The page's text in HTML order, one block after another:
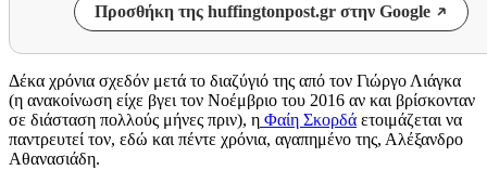
Προσθήκη της huffingtonpost.gr στην Google
Δέκα χρόνια σχεδόν μετά το διαζύγιό της από τον Γιώργο Λιάγκα
(η ανακοίνωση είχε βγει τον Νοέμβριο του 2016 αν και βρίσκονταν
σε διάσταση πολλούς μήνες πριν), η Φαίη Σκορδά ετοιμάζεται να
παντρευτεί τον, εδώ και πέντε χρόνια, αγαπημένο της, Αλέξανδρο
Αθανασιάδη.